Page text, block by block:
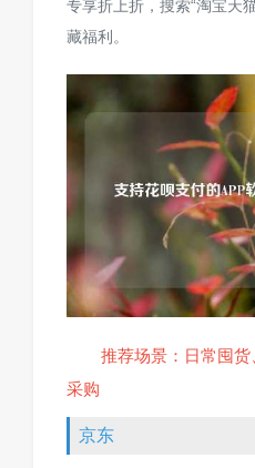
专享折上折，搜索“淘宝天
藏福利。
推荐场景：日常囤
采购
京东